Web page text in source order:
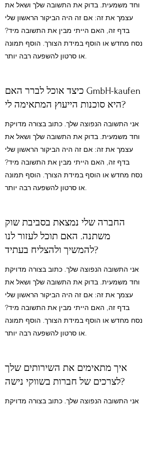
וחד משמעית. בדוק את התשובה שלך ושאל את
עצמך את זה: אם זה היה הביקור הראשון שלי
בדף זה, האם הייתי מבין את התשובה מיד?
נסח מחדש או הוסף במידת הצורך. הוסף תמונה
או סרטון להשפעה רבה יותר.
כיצד אוכל לברר האם GmbH-kaufen
היא סוכנות הייעוץ המתאימה לי?
אני התשובה הנפוצה שלך. כתוב בצורה מדויקת
וחד משמעית. בדוק את התשובה שלך ושאל את
עצמך את זה: אם זה היה הביקור הראשון שלי
בדף זה, האם הייתי מבין את התשובה מיד?
נסח מחדש או הוסף במידת הצורך. הוסף תמונה
או סרטון להשפעה רבה יותר.
החברה שלי נמצאת בסביבת שוק
משתנה. האם תוכל לעזור לנו
להמשיך ולהצליח בעתיד?
אני התשובה הנפוצה שלך. כתוב בצורה מדויקת
וחד משמעית. בדוק את התשובה שלך ושאל את
עצמך את זה: אם זה היה הביקור הראשון שלי
בדף זה, האם הייתי מבין את התשובה מיד?
נסח מחדש או הוסף במידת הצורך. הוסף תמונה
או סרטון להשפעה רבה יותר.
איך מתאימים את השירותים שלך
לצרכים של חברות בשווקי נישה?
אני התשובה הנפוצה שלך. כתוב בצורה מדויקת